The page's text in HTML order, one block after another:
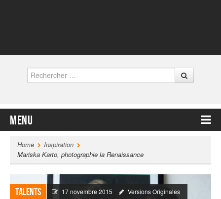
Rechercher
Menu
Home
Inspiration
Mariska Karto, photographie la Renaissance
Talents 17 novembre 2015 Versions Originales